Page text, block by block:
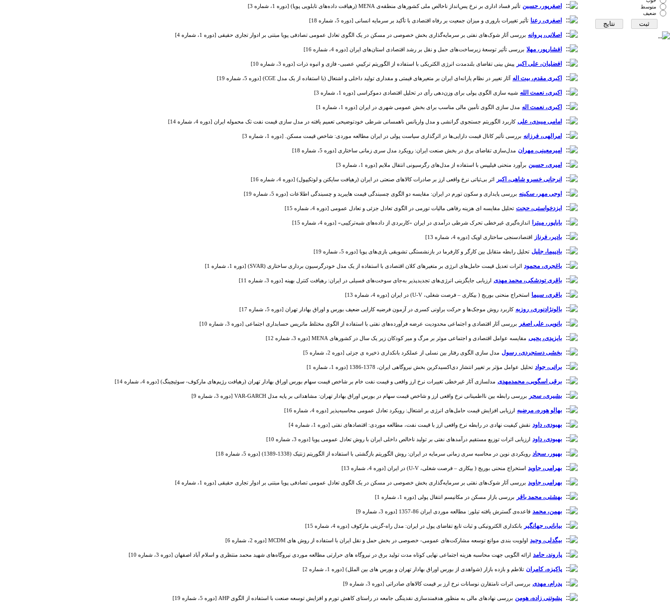
متوسط
ضعیف
اصغرپور، حسین تأثیر فساد اداری بر نرخ پس‌انداز ناخالص ملی کشورهای منطقه‌ی MENA (رهیافت داده‌های تابلویی پویا) [دوره 1، شماره 3]
اصغری، رعنا تأثیر تغییرات باروری و میزان جمعیت بر رفاه اقتصادی با تأکید بر سرمایه انسانی [دوره 5، شماره 18]
اصلانی، پروانه بررسی آثار شوک‌های نفتی بر سرمایه‌گذاری بخش خصوصی در مسکن در یک الگوی تعادل عمومی تصادفی پویا مبتنی بر ادوار تجاری حقیقی [دوره 1، شماره 4]
افشارپور، مهلا بررسی تأثیر توسعۀ زیرساخت‌های حمل و نقل بر رشد اقتصادی استان‌های ایران [دوره 4، شماره 16]
افضلیان، علی اکبر پیش بینی تقاضای بلندمدت انرژی الکتریکی با استفاده از الگوریتم ترکیبیِ عصبی- فازی و انبوه ذرات [دوره 3، شماره 10]
اکبری مقدم، بیت اله آثار تغییر در نظام یارانه‌ای ایران بر متغیرهای قیمتی و مقداری تولید داخلی و اشتغال (با استفاده از یک مدل CGE) [دوره 5، شماره 19]
اکبری، نعمت الله شبیه سازی الگوی پولی برای وزن‌دهی رأی در تحلیل اقتصادی دموکراسی [دوره 1، شماره 3]
اکبری، نعمت اله مدل سازی الگوی تأمین مالی مناسب برای بخش عمومی شهری در ایران [دوره 1، شماره 1]
امامی میبدی، علی کاربرد الگوریتم جستجوی گرانشی و مدل واریانس ناهمسانی شرطی خودتوضیحی تعمیم یافته در مدل سازی قیمت نفت تک محموله ایران [دوره 4، شماره 14]
امرالهی، فرزانه بررسی تأثیر کانال قیمت دارایی‌ها در اثرگذاری سیاست پولی در ایران مطالعه موردی: شاخص قیمت مسکن. [دوره 1، شماره 3]
امیرمعینی، مهران مدل‌سازی تقاضای برق در بخش صنعت ایران: رویکرد مدل سری زمانی ساختاری [دوره 5، شماره 18]
امیری، حسین برآورد منحنی فیلیپس با استفاده از مدل‌های رگرسیونی انتقال ملایم [دوره 1، شماره 3]
انرجانی خسرو شاهی، اکبر اثر بی‌ثباتی نرخ واقعی ارز بر صادرات کالاهای صنعتی در ایران (رهیافت سایکنن و لوتکیپول) [دوره 4، شماره 16]
اوجی مهر، سکینه بررسی پایداری و سکون تورم در ایران: مقایسه‌ دو الگوی چسبندگی قیمت هایبرید و چسبندگی اطلاعات [دوره 5، شماره 19]
ایزدخواستی، حجت تحلیل مقایسه ای هزینه رفاهی مالیات تورمی در الگوی تعادل جزئی و تعادل عمومی [دوره 4، شماره 15]
باباپور، میترا اندازه‌گیری غیرخطی تحرک شرطی درآمدی در ایران «کاربردی از داده‌های شبه‌ترکیبی» [دوره 4، شماره 15]
بادپر، فرناز اقتصادسنجی ساختاری اوپک [دوره 4، شماره 13]
بادپیما، جلیل تحلیل رابطه متقابل بین کارگر و کارفرما در بازنشستگی تشویقی بازی‌های پویا [دوره 5، شماره 19]
باغجری، محمود اثرات تعدیل قیمت حامل‌های انرژی بر متغیرهای کلان اقتصادی با استفاده از یک مدل خودرگرسیون برداری ساختاری (SVAR) [دوره 1، شماره 1]
باقری تودشکی، محمد مهدی ارزیابی جایگزینی انرژی‌های تجدیدپذیر به‌جای سوخت‌های فسیلی در ایران: رهیافت کنترل بهینه [دوره 3، شماره 11]
باقری، سیما استخراج منحنی بوریج ( بیکاری – فرصت شغلی، U-V) در ایران [دوره 4، شماره 13]
بالونژادنوری، روزبه کاربرد روش موجک‌ها و حرکت براونی کسری در آزمون فرضیه کارایی ضعیف بورس و اوراق بهادار تهران [دوره 5، شماره 17]
بانویی، علی اصغر بررسی آثار اقتصادی و اجتماعی محدودیت عرضه فرآورده‌های نفتی با استفاده از الگوی مختلط ماتریس حسابداری اجتماعی [دوره 3، شماره 10]
بایزیدی، یحیی مقایسه عوامل اقتصادی و اجتماعی موثر بر مرگ و میر کودکان زیر یک سال در کشورهای MENA [دوره 3، شماره 12]
بخشی دستجردی، رسول مدل سازی الگوی رفتار بین نسلی از عملکرد بانکداری ذخیره ی جزئی [دوره 2، شماره 5]
براتی، جواد تحلیل عوامل مؤثر بر تغییر انتشار دی‌اکسیدکربن بخش نیروگاهی ایران، 1378-1386 [دوره 1، شماره 1]
برقی اسگویی، محمدمهدی مدلسازی آثار غیرخطی تغییرات نرخ ارز واقعی و قیمت نفت خام بر شاخص قیمت سهام بورس اوراق بهادار تهران (رهیافت رژیم‌های مارکوف- سوئیچینگ) [دوره 4، شماره 14]
بشیری، سحر بررسی رابطه بین نااطمینانی نرخ واقعی ارز و شاخص قیمت سهام در بورس اوراق بهادار تهران: مشاهداتی بر پایه مدل VAR-GARCH [دوره 3، شماره 9]
بهالو هوره، مرضیه ارزیابی افزایش قیمت حامل‌های انرژی بر اشتغال: رویکرد تعادل عمومی محاسبه‌پذیر [دوره 4، شماره 16]
بهبودی، داود نقش کیفیت نهادی در رابطه نرخ واقعی ارز با قیمت نفت، مطالعه موردی: اقتصادهای نفتی [دوره 1، شماره 4]
بهبودی، داود ارزیابی اثرات توزیع مستقیم درآمدهای نفتی بر تولید ناخالص داخلی ایران با روش تعادل عمومی پویا [دوره 3، شماره 10]
بهپور، سجاد رویکردی نوین در محاسبه سری زمانی سرمایه در ایران: روش الگوریتم بازگشتی با استفاده از الگوریتم ژنتیک (1338-1389) [دوره 5، شماره 18]
بهرامی، جاوید استخراج منحنی بوریج ( بیکاری – فرصت شغلی، U-V) در ایران [دوره 4، شماره 13]
بهرامی، جاوید بررسی آثار شوک‌های نفتی بر سرمایه‌گذاری بخش خصوصی در مسکن در یک الگوی تعادل عمومی تصادفی پویا مبتنی بر ادوار تجاری حقیقی [دوره 1، شماره 4]
بهشتی، محمد باقر بررسی بازار مسکن در مکانیسم انتقال پولی [دوره 1، شماره 1]
بهمن، محمد قاعده‌ی گسترش یافته تیلور: مطالعه موردی ایران 86-1357 [دوره 3، شماره 9]
بیابانی، جهانگیر بانکداری الکترونیکی و ثبات تابع تقاضای پول در ایران: مدل راه-گزینی مارکوف [دوره 4، شماره 15]
بیگدلی، وحید اولویت بندی موانع توسعه مشارکت‌های عمومی- خصوصی در بخش حمل و نقل ایران با استفاده از روش های MCDM [دوره 2، شماره 6]
پاروند، حامد ارائه الگویی جهت محاسبه هزینه اجتماعی نهایی کوتاه مدت تولید برق در نیروگاه های حرارتی مطالعه موردی نیروگاه‌های شهید محمد منتظری و اسلام آباد اصفهان [دوره 3، شماره 10]
پاکیزه، کامران تلاطم و بازده بازار (شواهدی از بورس اوراق بهادار تهران و بورس های بین الملل) [دوره 1، شماره 2]
پدرام، مهدی بررسی اثرات نامتقارن نوسانات نرخ ارز بر قیمت کالاهای صادراتی [دوره 3، شماره 9]
پشوتنی زاده، هومن بررسی نهادهای مالی به منظور هدفمندسازی نقدینگی جامعه در راستای کاهش تورم و افزایش توسعه صنعت با استفاده از الگوی AHP [دوره 5، شماره 19]